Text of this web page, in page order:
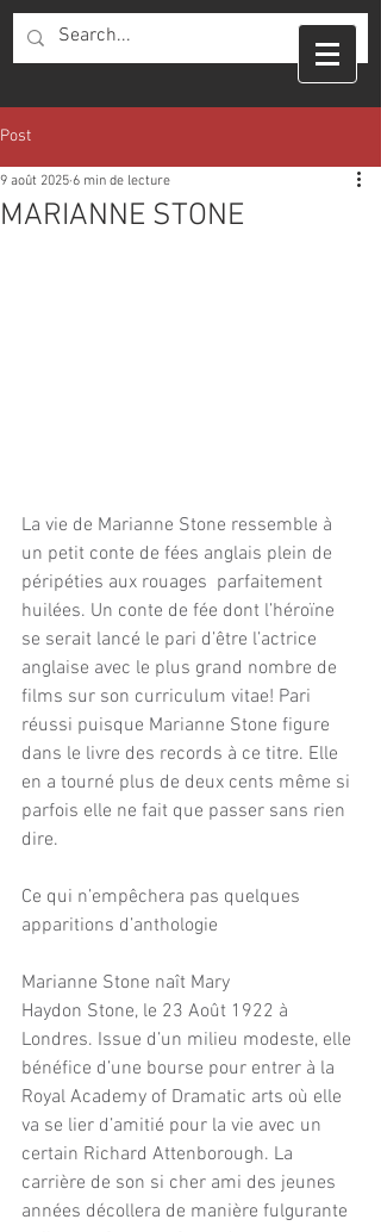
Post
MARIANNE STONE
9 août 2025 6 min de lecture
La vie de Marianne Stone ressemble à
un petit conte de fées anglais plein de
péripéties aux rouages  parfaitement
huilées. Un conte de fée dont l’héroïne
se serait lancé le pari d’être l’actrice
anglaise avec le plus grand nombre de
films sur son curriculum vitae! Pari
réussi puisque Marianne Stone figure
dans le livre des records à ce titre. Elle
en a tourné plus de deux cents même si
parfois elle ne fait que passer sans rien
dire.
Ce qui n’empêchera pas quelques
apparitions d’anthologie
Marianne Stone naît Mary
Haydon Stone, le 23 Août 1922 à
Londres. Issue d’un milieu modeste, elle
bénéfice d’une bourse pour entrer à la
Royal Academy of Dramatic arts où elle
va se lier d’amitié pour la vie avec un
certain Richard Attenborough. La
carrière de son si cher ami des jeunes
années décollera de manière fulgurante